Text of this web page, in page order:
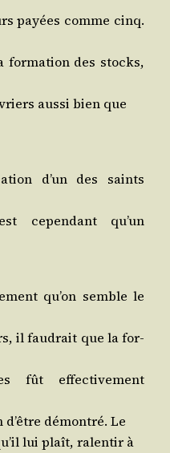
payées comme cinq.
for­ma­tion des stocks,
aus­si bien que
d’un des saints
cepen­dant qu’un
qu’on semble le
il fau­drait que la for­
fût effec­ti­ve­ment
démon­tré. Le
lui plaît, ralen­tir à